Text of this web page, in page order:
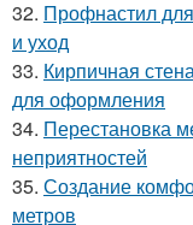
32. Профнастил
и уход
33. Кирпичная
для оформления
34. Перестановка
неприятностей
35. Создание
метров